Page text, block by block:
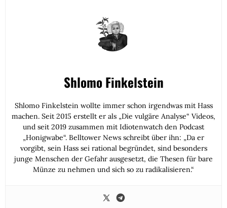
Shlomo Finkelstein
Shlomo Finkelstein wollte immer schon irgendwas mit Hass
machen. Seit 2015 erstellt er als „Die vulgäre Analyse“ Videos,
und seit 2019 zusammen mit Idiotenwatch den Podcast
„Honigwabe“. Belltower News schreibt über ihn: „Da er
vorgibt, sein Hass sei rational begründet, sind besonders
junge Menschen der Gefahr ausgesetzt, die Thesen für bare
Münze zu nehmen und sich so zu radikalisieren.“